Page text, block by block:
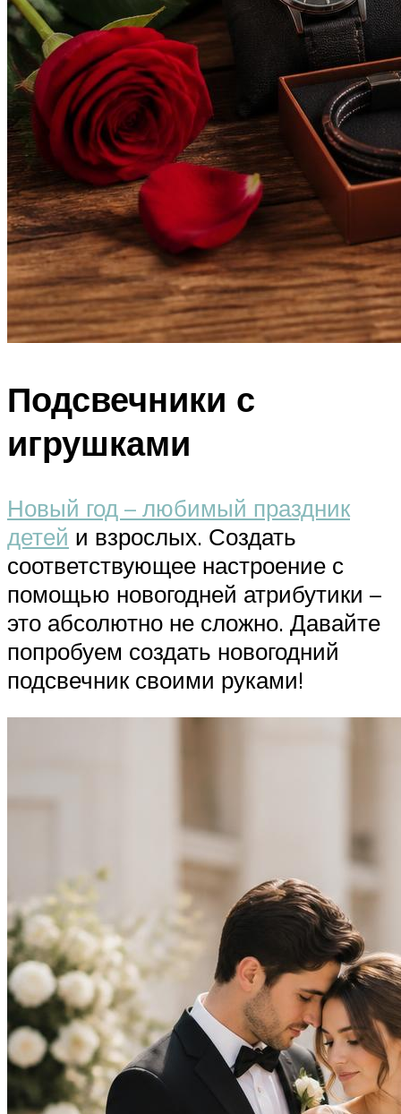
Подсвечники с
игрушками
Новый год – любимый праздник
детей и взрослых. Создать
соответствующее настроение с
помощью новогодней атрибутики –
это абсолютно не сложно. Давайте
попробуем создать новогодний
подсвечник своими руками!